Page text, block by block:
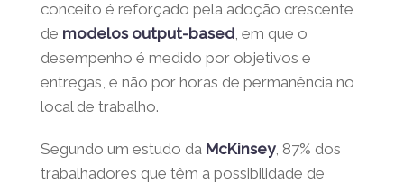
mas sim àcapacidade de entregar
resultados. Este conceito é reforçado pela
adoção crescente demodelos output-
based, em que o desempenho é medido
por objetivos e entregas, e não por horas de
Segundo um estudo daMcKinsey, 87% dos